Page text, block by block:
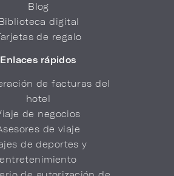
Blog
digital
de regalo
Enlaces rápidos
de facturas del
hotel
de negocios
de viaje
de deportes y
entretenimiento